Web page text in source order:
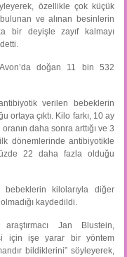
özellikle çok küçük
ve alınan besinlerin
bir deyişle zayıf kalmayı
doğan 11 bin 532
verilen bebeklerin
çıktı. Kilo farkı, 10 ay
daha sonra arttığı ve 3
dönemlerinde antibiyotikle
22 daha fazla olduğu
kilolarıyla diğer
kaydedildi.
Jan Blustein,
için işe yarar bir yöntem
bildiklerini” söyleyerek,